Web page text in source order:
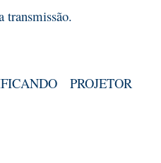
transmissão.
PROJETOR